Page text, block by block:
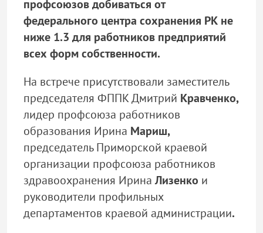
профсоюзов добиваться от
федерального центра сохранения РК не
ниже 1.3 для работников предприятий
всех форм собственности.
На встрече присутствовали заместитель
председателя ФППК Дмитрий Кравченко,
лидер профсоюза работников
образования Ирина Мариш,
председатель Приморской краевой
организации профсоюза работников
здравоохранения ИринаЛизенко и
руководители профильных
департаментов краевой администрации.